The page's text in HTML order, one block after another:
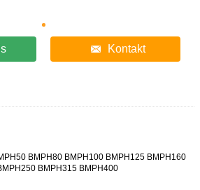
Kontakt
BMPH80 BMPH100 BMPH125 BMPH160
BMPH315 BMPH400